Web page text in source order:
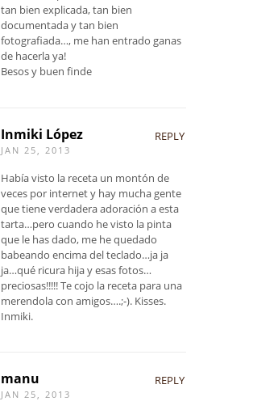
tan bien explicada, tan bien
documentada y tan bien
fotografiada…, me han entrado ganas
de hacerla ya!
Besos y buen finde
Inmiki López
JAN 25, 2013
REPLY
Había visto la receta un montón de
veces por internet y hay mucha gente
que tiene verdadera adoración a esta
tarta…pero cuando he visto la pinta
que le has dado, me he quedado
babeando encima del teclado…ja ja
ja…qué ricura hija y esas fotos…
preciosas!!!!! Te cojo la receta para una
merendola con amigos….;-). Kisses.
Inmiki.
manu
JAN 25, 2013
REPLY